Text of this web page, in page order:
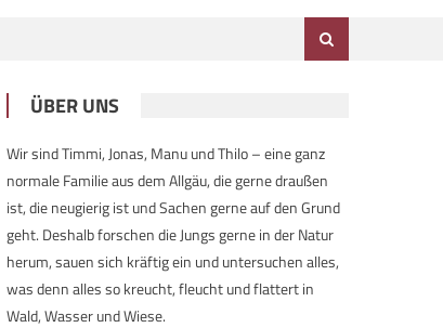
ÜBER UNS
Wir sind Timmi, Jonas, Manu und Thilo – eine ganz
normale Familie aus dem Allgäu, die gerne draußen
ist, die neugierig ist und Sachen gerne auf den Grund
geht. Deshalb forschen die Jungs gerne in der Natur
herum, sauen sich kräftig ein und untersuchen alles,
was denn alles so kreucht, fleucht und flattert in
Wald, Wasser und Wiese.